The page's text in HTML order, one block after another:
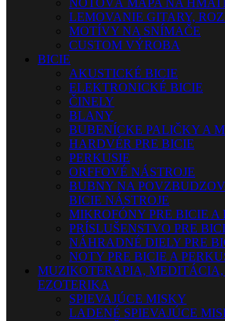
NOTOVÁ MAPA NA
LEMOVANIE GITARY,
MOTÍVY NA SNÍMAČE
CUSTOM VÝROBA
BICIE
AKUSTICKÉ BICIE
ELEKTRONICKÉ BICIE
ČINELY
BLANY
BUBENÍCKE PALIČKY A
HARDVÉR PRE BICIE
PERKUSIE
ORFFOVÉ NÁSTROJE
BUBNY NA
BICIE NÁSTROJE
MIKROFÓNY PRE BICIE A
PRÍSLUŠENSTVO PRE
NÁHRADNÉ DIELY PRE
NOTY PRE BICIE A
MUZIKOTERAPIA, MEDITÁCIA,
EZOTERIKA
SPIEVAJÚCE MISKY
LADENÉ SPIEVAJÚCE